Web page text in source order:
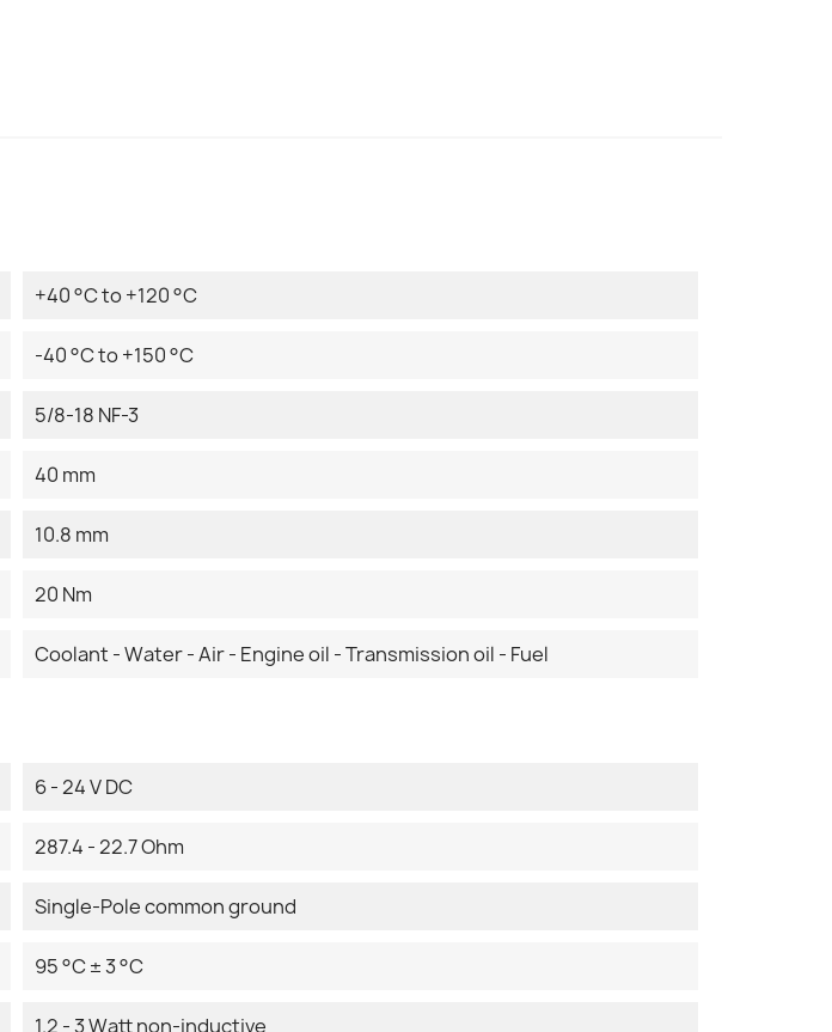
+40 °C to +120 °C
-40 °C to +150 °C
5/8-18 NF-3
40 mm
10.8 mm
20 Nm
Coolant - Water - Air - Engine oil - Transmission oil - Fuel
6 - 24 V DC
287.4 - 22.7 Ohm
Single-Pole common ground
95 °C ± 3 °C
1.2 - 3 Watt non-inductive